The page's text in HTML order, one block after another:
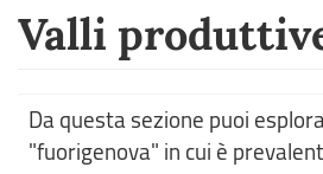
Valli
Da questa sezione puoi
"fuorigenova" in cui è